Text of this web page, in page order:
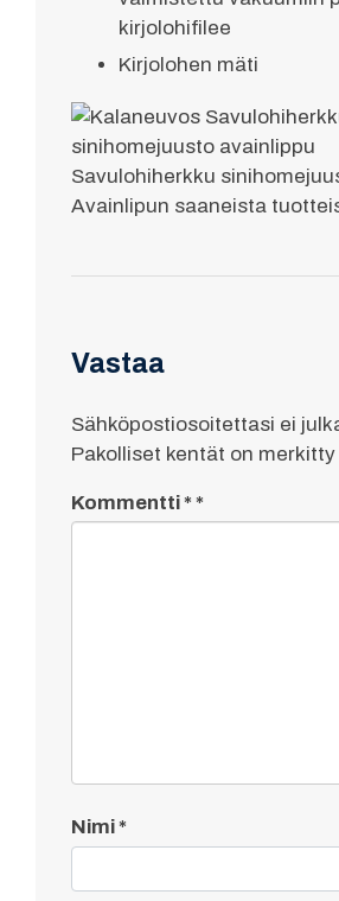
kirjolohifilee
Kirjolohen mäti
Savulohiherkku
Avainlipun saaneista
Vastaa
Sähköpostiosoitettasi ei
Pakolliset kentät on merkitty
Kommentti*
Nimi*